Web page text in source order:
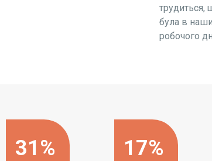
трудиться,
була в
робочого
31% 17%